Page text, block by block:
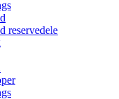
reservedele